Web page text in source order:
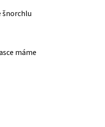
šnorchlu
máme